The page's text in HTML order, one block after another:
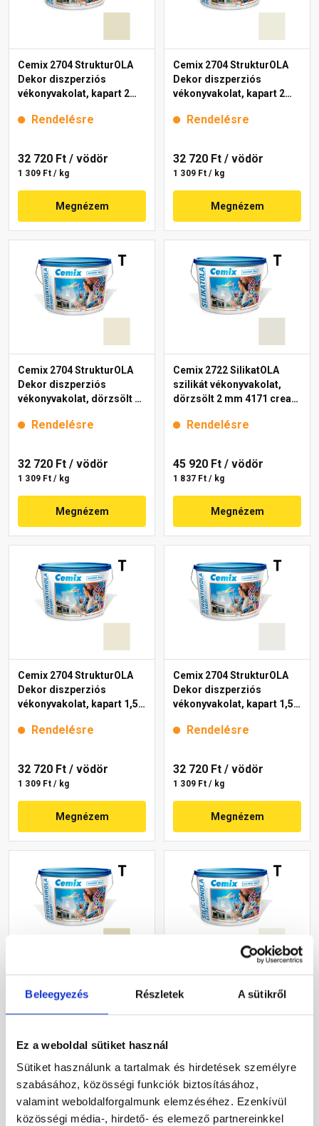
Beleegyezés Részletek A sütikről
Ez a weboldal sütiket használ
Sütiket használunk a tartalmak és hirdetések személyre
szabásához, közösségi funkciók biztosításához,
valamint weboldalforgalmunk elemzéséhez. Ezenkívül
közösségi média-, hirdető- és elemező partnereinkkel
Cemix 2704 StrukturOLA
Dekor diszperziós
vékonyvakolat, kapart 2
Rendelésre
32 720 Ft / vödör
1 309 Ft / kg
Megnézem
Cemix 2704 StrukturOLA
Dekor diszperziós
vékonyvakolat, kapart 2
Rendelésre
32 720 Ft / vödör
1 309 Ft / kg
Megnézem
Cemix 2704 StrukturOLA
Dekor diszperziós
vékonyvakolat, dörzsölt 2
Rendelésre
32 720 Ft / vödör
1 309 Ft / kg
Megnézem
Cemix 2722 SilikatOLA
szilikát vékonyvakolat,
dörzsölt 2 mm 4171 cream
Rendelésre
45 920 Ft / vödör
1 837 Ft / kg
Megnézem
Cemix 2704 StrukturOLA
Dekor diszperziós
vékonyvakolat, kapart 1,5
Rendelésre
32 720 Ft / vödör
1 309 Ft / kg
Megnézem
Cemix 2704 StrukturOLA
Dekor diszperziós
vékonyvakolat, kapart 1,5
Rendelésre
32 720 Ft / vödör
1 309 Ft / kg
Megnézem
Dekor diszperziós
32 720 Ft/ vödör
1 309 Ft / kg
Megnézem
Extra szilikon
51 380 Ft/ vödör
2 055 Ft / kg
Megnézem